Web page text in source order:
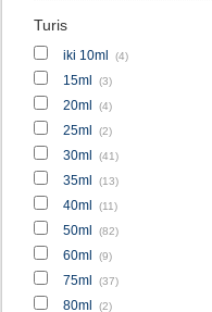
Turis
iki 10ml (4)
15ml (3)
20ml (4)
25ml (2)
30ml (41)
35ml (13)
40ml (11)
50ml (82)
60ml (9)
75ml (37)
80ml (2)